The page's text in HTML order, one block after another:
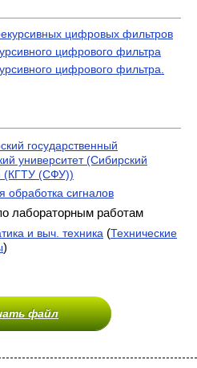
цифровых фильтров
цифрового фильтра
цифрового фильтра.
государственный
университет (Сибирский
(КГТУ (СФУ))
обработка сигналов
лабораторным работам
и выч. техника (Технические
)
файл